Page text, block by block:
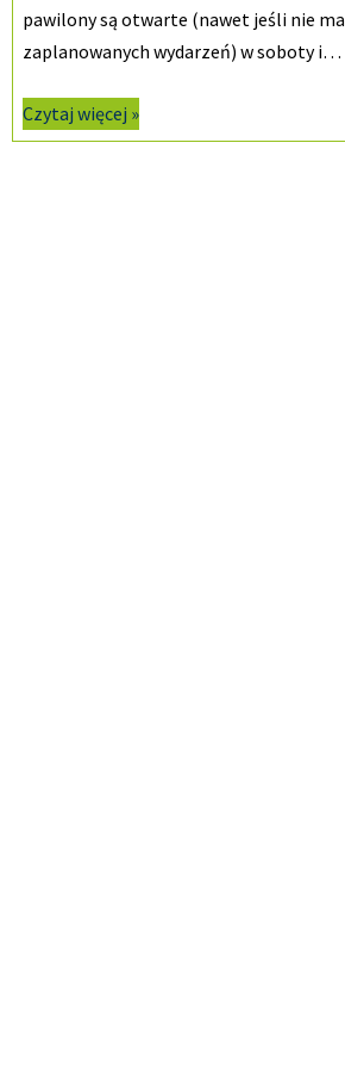
pawilony są otwarte (nawet jeśli nie ma
zaplanowanych wydarzeń) w soboty i…
Czytaj więcej »